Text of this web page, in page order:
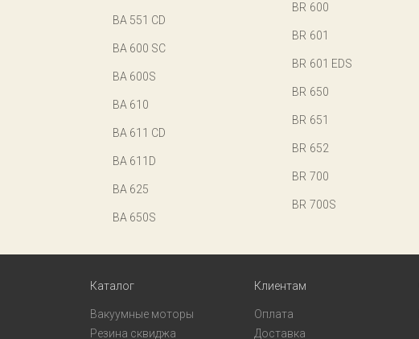
BA 551 CD
BA 600 SC
BA 600S
BA 610
BA 611 CD
BA 611D
BA 625
BA 650S
BR 600
BR 601
BR 601 EDS
BR 650
BR 651
BR 652
BR 700
BR 700S
Каталог
Вакуумные моторы
Резина сквиджа
Клиентам
Оплата
Доставка